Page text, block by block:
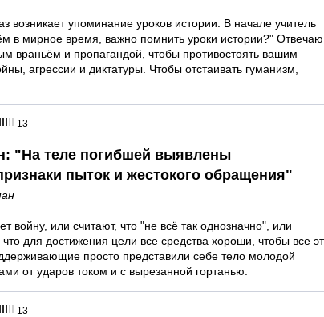
возникает упоминание уроков истории. В начале учитель
в мирное время, важно помнить уроки истории?"
враньём и пропагандой, чтобы противостоять вашим
агрессии и диктатуры. Чтобы отстаивать гуманизм,
13
"На теле погибшей выявлены
пыток и жестокого обращения"
войну, или считают, что "не всё так однозначно", или
для достижения цели все средства хороши, чтобы все
просто представили себе тело молодой
от ударов током и с вырезанной гортанью.
13